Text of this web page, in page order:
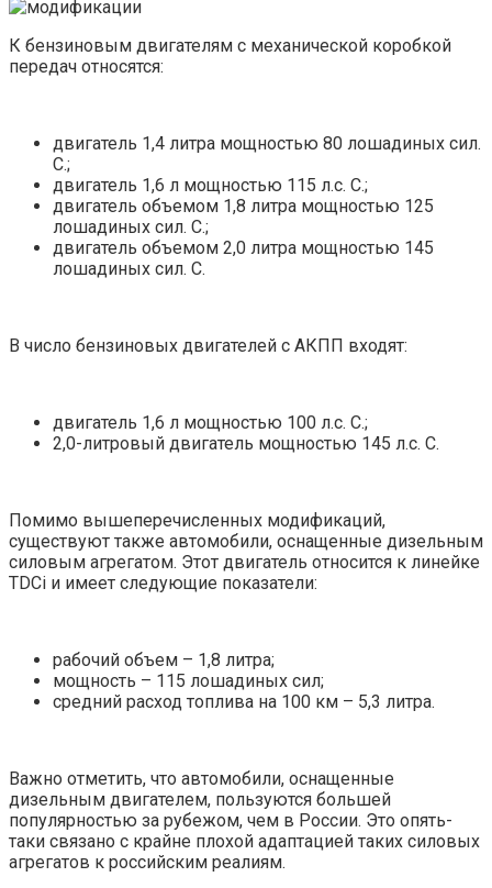
К бензиновым двигателям с механической коробкой
передач относятся:
двигатель 1,4 литра мощностью 80 лошадиных сил.
С.;
двигатель 1,6 л мощностью 115 л.с. С.;
двигатель объемом 1,8 литра мощностью 125
лошадиных сил. С.;
двигатель объемом 2,0 литра мощностью 145
лошадиных сил. С.
В число бензиновых двигателей с АКПП входят:
двигатель 1,6 л мощностью 100 л.с. С.;
2,0-литровый двигатель мощностью 145 л.с. С.
Помимо вышеперечисленных модификаций,
существуют также автомобили, оснащенные дизельным
силовым агрегатом. Этот двигатель относится к линейке
TDCi и имеет следующие показатели:
рабочий объем – 1,8 литра;
мощность – 115 лошадиных сил;
средний расход топлива на 100 км – 5,3 литра.
Важно отметить, что автомобили, оснащенные
дизельным двигателем, пользуются большей
популярностью за рубежом, чем в России. Это опять-
таки связано с крайне плохой адаптацией таких силовых
агрегатов к российским реалиям.